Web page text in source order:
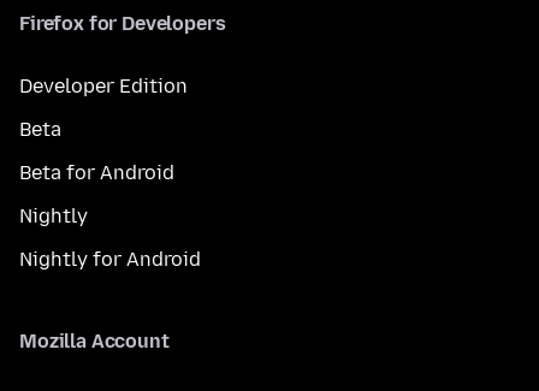
Firefox for Developers
Developer Edition
Beta
Beta for Android
Nightly
Nightly for Android
Mozilla Account